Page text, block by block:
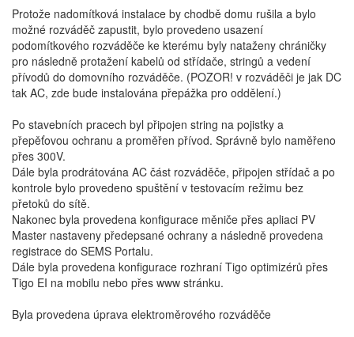
Protože nadomítková instalace by chodbě domu rušila a bylo
možné rozváděč zapustit, bylo provedeno usazení
podomítkového rozváděče ke kterému byly nataženy chráničky
pro následně protažení kabelů od střídače, stringů a vedení
přívodů do domovního rozváděče. (POZOR! v rozváděči je jak DC
tak AC, zde bude instalována přepážka pro oddělení.)
Po stavebních pracech byl připojen string na pojistky a
přepěťovou ochranu a proměřen přívod. Správně bylo naměřeno
přes 300V.
Dále byla prodrátována AC část rozváděče, připojen střídač a po
kontrole bylo provedeno spuštění v testovacím režimu bez
přetoků do sítě.
Nakonec byla provedena konfigurace měniče přes apliaci PV
Master nastaveny předepsané ochrany a následně provedena
registrace do SEMS Portalu.
Dále byla provedena konfigurace rozhraní Tigo optimizérů přes
Tigo EI na mobilu nebo přes www stránku.
Byla provedena úprava elektroměrového rozváděče